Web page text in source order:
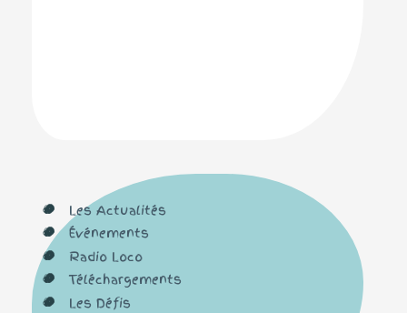
Les Actualités
Événements
Radio Loco
Téléchargements
Les Défis